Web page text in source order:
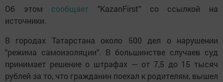
Об этом сообщает "KazanFirst" со ссылкой на
источники.
В городах Татарстана около 500 дел о нарушении
"режима самоизоляции". В большинстве случаев суд
принимает решение о штрафах — от 7,5 до 15 тысяч
рублей за то, что гражданин поехал к родителям, вышел